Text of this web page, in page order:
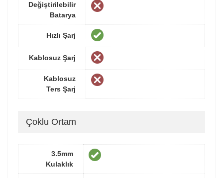
Değiştirilebilir
Batarya
Hızlı Şarj
Kablosuz Şarj
Kablosuz
Ters Şarj
Çoklu Ortam
3.5mm
Kulaklık